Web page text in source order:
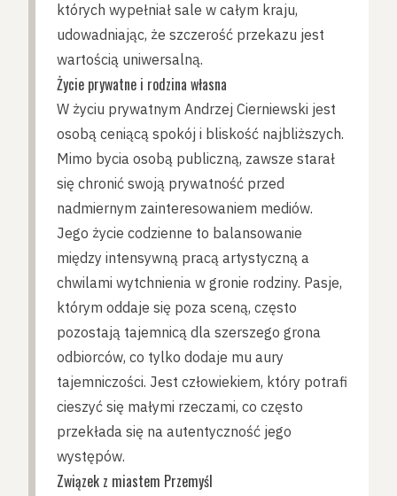
których wypełniał sale w całym kraju,
udowadniając, że szczerość przekazu jest
wartością uniwersalną.
Życie prywatne i rodzina własna
W życiu prywatnym Andrzej Cierniewski jest
osobą ceniącą spokój i bliskość najbliższych.
Mimo bycia osobą publiczną, zawsze starał
się chronić swoją prywatność przed
nadmiernym zainteresowaniem mediów.
Jego życie codzienne to balansowanie
między intensywną pracą artystyczną a
chwilami wytchnienia w gronie rodziny. Pasje,
którym oddaje się poza sceną, często
pozostają tajemnicą dla szerszego grona
odbiorców, co tylko dodaje mu aury
tajemniczości. Jest człowiekiem, który potrafi
cieszyć się małymi rzeczami, co często
przekłada się na autentyczność jego
występów.
Związek z miastem Przemyśl